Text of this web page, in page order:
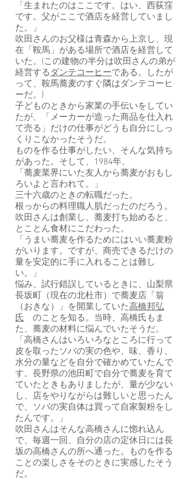
「生まれたのはここです。はい、西荻窪
です。父がここで酒店を経営していまし
た。」
吹田さんのお父様は青森から上京し、現
在「鞍馬」がある場所で酒店を経営して
いた。(この建物の半分は吹田さんの弟が
経営する ダンテコーヒーである。したが
って、鞍馬蕎麦のすぐ隣はダンテコーヒ
ーだ。)
子どものときから家業の手伝いをしてい
たが、「メーカーが造った商品を仕入れ
て売る」だけの仕事がどうも自分にしっ
くりこなかったそうだ。
ものを作る仕事がしたい、そんな気持ち
があった。そして、1984年、
「蕎麦業界にいた友人から蕎麦がおもし
ろいよと言われて。」
三十六歳のときの転職だった。
根っからの料理職人肌だったのだろう。
吹田さんは創業し、蕎麦打ち始めると、
とことん食材にこだわった。
「うまい蕎麦を作るためにはいい蕎麦粉
がいります。ですが、商売できるだけの
量を安定的に手に入れることは難し
い。」
悩み、試行錯誤しているときに、山梨県
長坂町（現在の北杜市）で蕎麦店「翁
（おきな）」を開業していた高橋邦弘
氏 のことを知る。当時、高橋氏もま
た、蕎麦の材料に悩んでいたそうだ。
「高橋さんはいろいろなところに行って
皮を取ったソバの実の色や、味、香り、
水分の量などを自分で確かめていたんで
す。長野県の池田町で自分で蕎麦を育て
ていたときもありましたが、量が少ない
し、店をやりながらは難しいと思ったん
で、ソバの実自体は買って自家製粉をし
たんです。」
吹田さんはそんな高橋さんに惚れ込ん
で、毎週一回、自分の店の定休日には長
坂の高橋さんの所へ通った。ものを作る
ことの楽しさをそのときに実感したそう
だ。